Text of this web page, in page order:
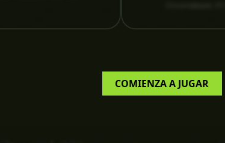
COMIENZA A JUGAR